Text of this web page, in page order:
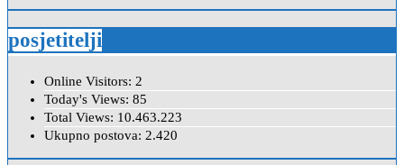
posjetitelji
Online Visitors: 2
Today's Views: 85
Total Views: 10.463.223
Ukupno postova: 2.420